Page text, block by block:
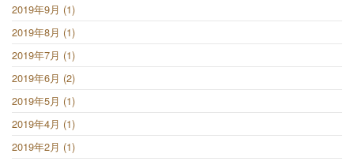
2019年9月 (1)
2019年8月 (1)
2019年7月 (1)
2019年6月 (2)
2019年5月 (1)
2019年4月 (1)
2019年2月 (1)